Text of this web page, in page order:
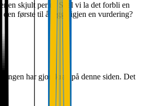
en skjult perle? Skal vi la det forbli en
den første til å legge igjen en vurdering?
Ingen har gjort krav på denne siden. Det